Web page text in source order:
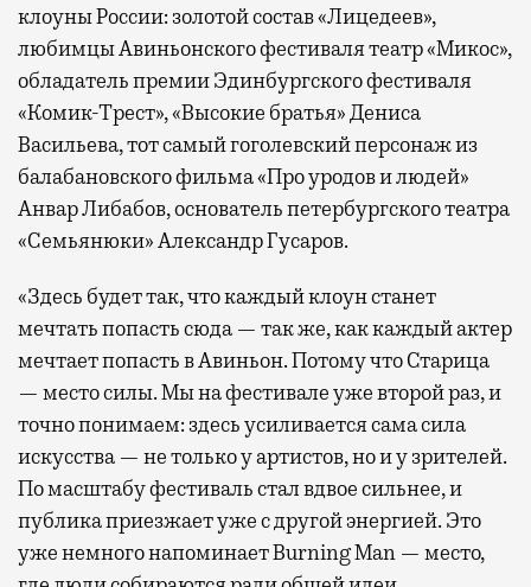
клоуны России: золотой состав «Лицедеев»,
любимцы Авиньонского фестиваля театр «Микос»,
обладатель премии Эдинбургского фестиваля
«Комик-Трест», «Высокие братья» Дениса
Васильева, тот самый гоголевский персонаж из
балабановского фильма «Про уродов и людей»
Анвар Либабов, основатель петербургского театра
«Семьянюки» Александр Гусаров.
«Здесь будет так, что каждый клоун станет
мечтать попасть сюда — так же, как каждый актер
мечтает попасть в Авиньон. Потому что Старица
— место силы. Мы на фестивале уже второй раз, и
точно понимаем: здесь усиливается сама сила
искусства — не только у артистов, но и у зрителей.
По масштабу фестиваль стал вдвое сильнее, и
публика приезжает уже с другой энергией. Это
уже немного напоминает Burning Man — место,